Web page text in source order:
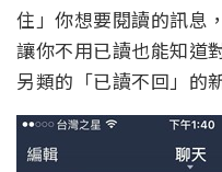
住」你想要閱讀的訊息
讓你不用已讀也能知道
另類的「已讀不回」的